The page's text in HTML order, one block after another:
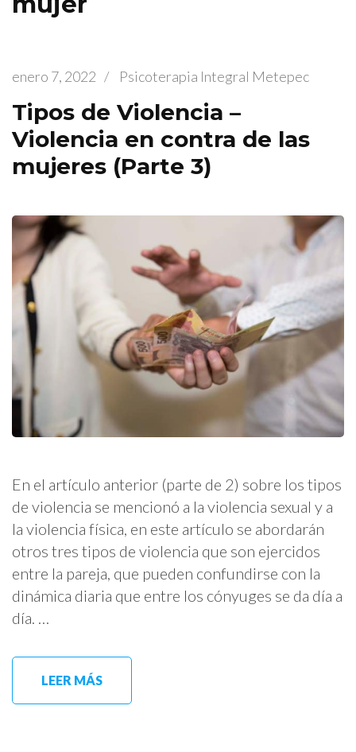
enero 7, 2022 / Psicoterapia Integral Metepec
Tipos de Violencia –
Violencia en contra de las
mujeres (Parte 3)
En el artículo anterior (parte de 2) sobre los tipos
de violencia se mencionó a la violencia sexual y a
la violencia física, en este artículo se abordarán
otros tres tipos de violencia que son ejercidos
entre la pareja, que pueden confundirse con la
dinámica diaria que entre los cónyuges se da día a
día. …
LEER MÁS